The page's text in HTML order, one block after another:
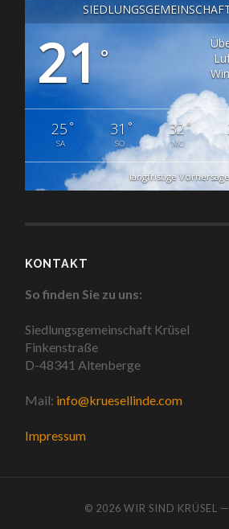
21°
25°
SA
31 °
SO
32°
MO
langfristige Vorhersage
KONTAKT
So finden Sie zu uns:
Siedlungsgemeinschaft Krüsel
Finkenstraße
D-48341 Altenberge
Mail: info@kruesellinde.com
Impressum
© 2026WIR SIND KRÜSEL —